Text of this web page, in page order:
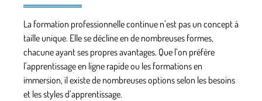
La formation professionnelle continue n’est pas un concept à
taille unique. Elle se décline en de nombreuses formes,
chacune ayant ses propres avantages. Que l’on préfère
l’apprentissage en ligne rapide ou les formations en
immersion, il existe de nombreuses options selon les besoins
et les styles d’apprentissage.